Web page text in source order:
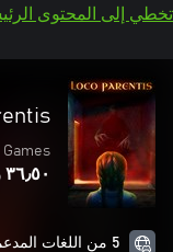
تخطي إلى المحتوى
Games
٣٦٫٥٠ ر.ق.‏
5 من اللغات المدعمة